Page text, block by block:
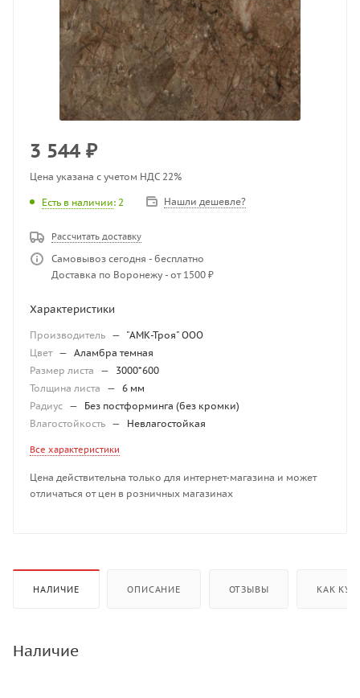
3 544 ₽
Цена указана с учетом НДС 22%
Есть в наличии: 2 Нашли дешевле?
Рассчитать доставку
Самовывоз сегодня - бесплатно
Доставка по Воронежу - от 1500 ₽
Характеристики
Производитель — "АМК-Троя" ООО
Цвет — Аламбра темная
Размер листа
—
3000*600
Толщина листа
— 6 мм
Радиус —
Без постформинга (без кромки)
Влагостойкость — Невлагостойкая
Все характеристики
Цена действительна только для интернет-магазина и может
отличаться от цен в розничных магазинах
НАЛИЧИЕ ОПИСАНИЕ ОТЗЫВЫ КАК
Наличие